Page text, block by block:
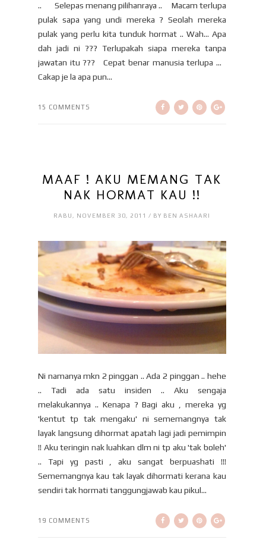
.. Selepas menang pilihanraya .. Macam terlupa
pulak sapa yang undi mereka ? Seolah mereka
pulak yang perlu kita tunduk hormat .. Wah… Apa
dah jadi ni ??? Terlupakah siapa mereka tanpa
jawatan itu ??? Cepat benar manusia terlupa …
Cakap je la apa pun...
15 COMMENTS
MAAF ! AKU MEMANG TAK
NAK HORMAT KAU !!
RABU, NOVEMBER 30, 2011 / BY BEN ASHAARI
Ni namanya mkn 2 pinggan .. Ada 2 pinggan .. hehe
.. Tadi ada satu insiden .. Aku sengaja
melakukannya .. Kenapa ? Bagi aku , mereka yg
'kentut tp tak mengaku' ni sememangnya tak
layak langsung dihormat apatah lagi jadi pemimpin
!! Aku teringin nak luahkan dlm ni tp aku 'tak boleh'
.. Tapi yg pasti , aku sangat berpuashati !!!
Sememangnya kau tak layak dihormati kerana kau
sendiri tak hormati tanggungjawab kau pikul...
19 COMMENTS